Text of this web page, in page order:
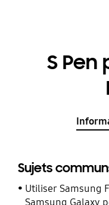
S Pen
Sujets
Utiliser Samsung
Samsung Galaxy